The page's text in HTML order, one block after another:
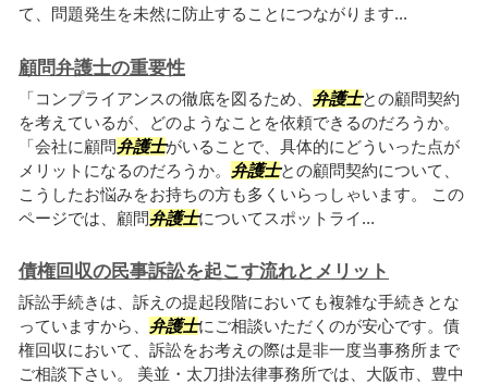
て、問題発生を未然に防止することにつながります...
顧問弁護士の重要性
「コンプライアンスの徹底を図るため、 弁護士との顧問契約
を考えているが、どのようなことを依頼できるのだろうか。
「会社に顧問弁護士がいることで、具体的にどういった点が
メリットになるのだろうか。 弁護士との顧問契約について、
こうしたお悩みをお持ちの方も多くいらっしゃいます。 この
ページでは、顧問弁護士についてスポットライ...
債権回収の民事訴訟を起こす流れとメリット
訴訟手続きは、訴えの提起段階においても複雑な手続きとな
っていますから、 弁護士にご相談いただくのが安心です。債
権回収において、訴訟をお考えの際は是非一度当事務所まで
ご相談下さい。 美並・太刀掛法律事務所では、大阪市、豊中